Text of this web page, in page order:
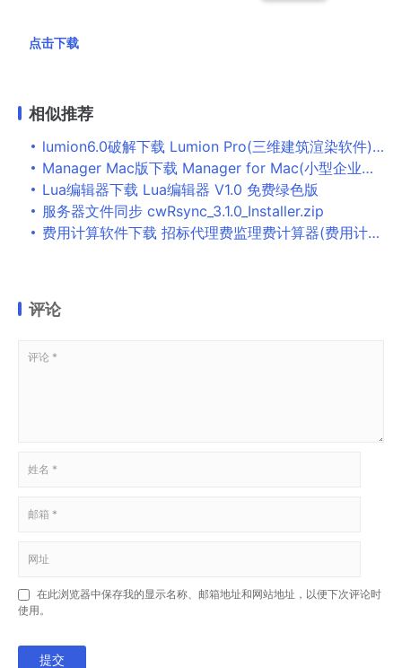
点击下载
相似推荐
lumion6.0破解下载 Lumion Pro(三维建筑渲染软件) v6.5.1 中文特别版(附注册机+安装教程) 仅64位
Manager Mac版下载 Manager for Mac(小型企业会计软件) v23.6.12.832 苹果电脑版
Lua编辑器下载 Lua编辑器 V1.0 免费绿色版
服务器文件同步 cwRsync_3.1.0_Installer.zip
费用计算软件下载 招标代理费监理费计算器(费用计算工具) v2023.6.2 免装版
评论
在此浏览器中保存我的显示名称、邮箱地址和网站地址，以便下次评论时
使用。
提交